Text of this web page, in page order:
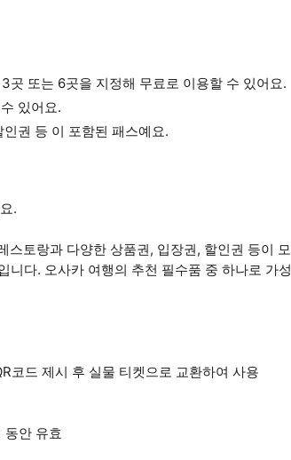
또는 6곳을 지정해 무료로 이용할 수 있어요.
있어요.
권 등 이 포함된 패스예요.
.
토랑과 다양한 상품권, 입장권, 할인권 등이 모
니다. 오사카 여행의 추천 필수품 중 하나로 가성
코드 제시 후 실물 티켓으로 교환하여 사용
안 유효